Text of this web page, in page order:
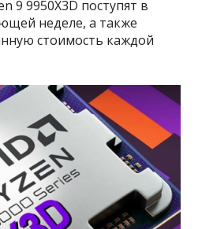
9 9950X3D поступят в
неделе, а также
стоимость каждой